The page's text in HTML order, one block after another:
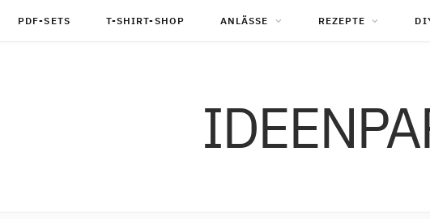
PDF-SETS T-SHIRT-SHOP ANLÄSSE REZEPTE